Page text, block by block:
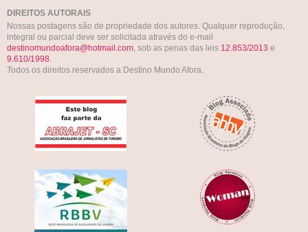
DIREITOS AUTORAIS
Nossas postagens são de propriedade dos autores. Qualquer reprodução,
integral ou parcial deve ser solicitada através do e-mail
destinomundoafora@hotmail.com, sob as penas das leis 12.853/2013 e
9.610/1998.
Todos os direitos reservados a Destino Mundo Afora.